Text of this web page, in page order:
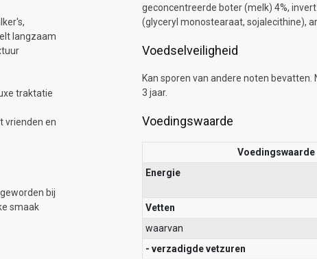
langzaam
traktatie
vrienden en
bij
smaak
geconcentreerde boter (melk) 4%,
(glyceryl monostearaat, sojalecithine),
Voedselveiligheid
Kan sporen van andere noten bevatten.
3 jaar.
Voedingswaarde
Voedingswaarde
Energie
Vetten
waarvan
- verzadigde vetzuren